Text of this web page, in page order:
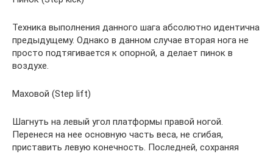
Техника выполнения данного шага абсолютно идентична
предыдущему. Однако в данном случае вторая нога не
просто подтягивается к опорной, а делает пинок в
воздухе.
Маховой (Step lift)
Шагнуть на левый угол платформы правой ногой.
Перенеся на нее основную часть веса, не сгибая,
приставить левую конечность. Последней, сохраняя